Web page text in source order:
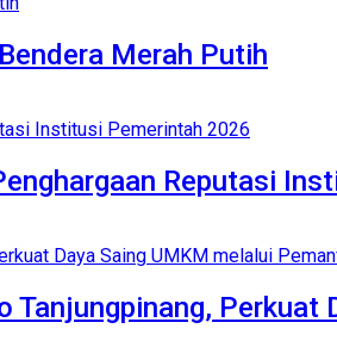
Merah Putih
Reputasi
Tanjungpinang,